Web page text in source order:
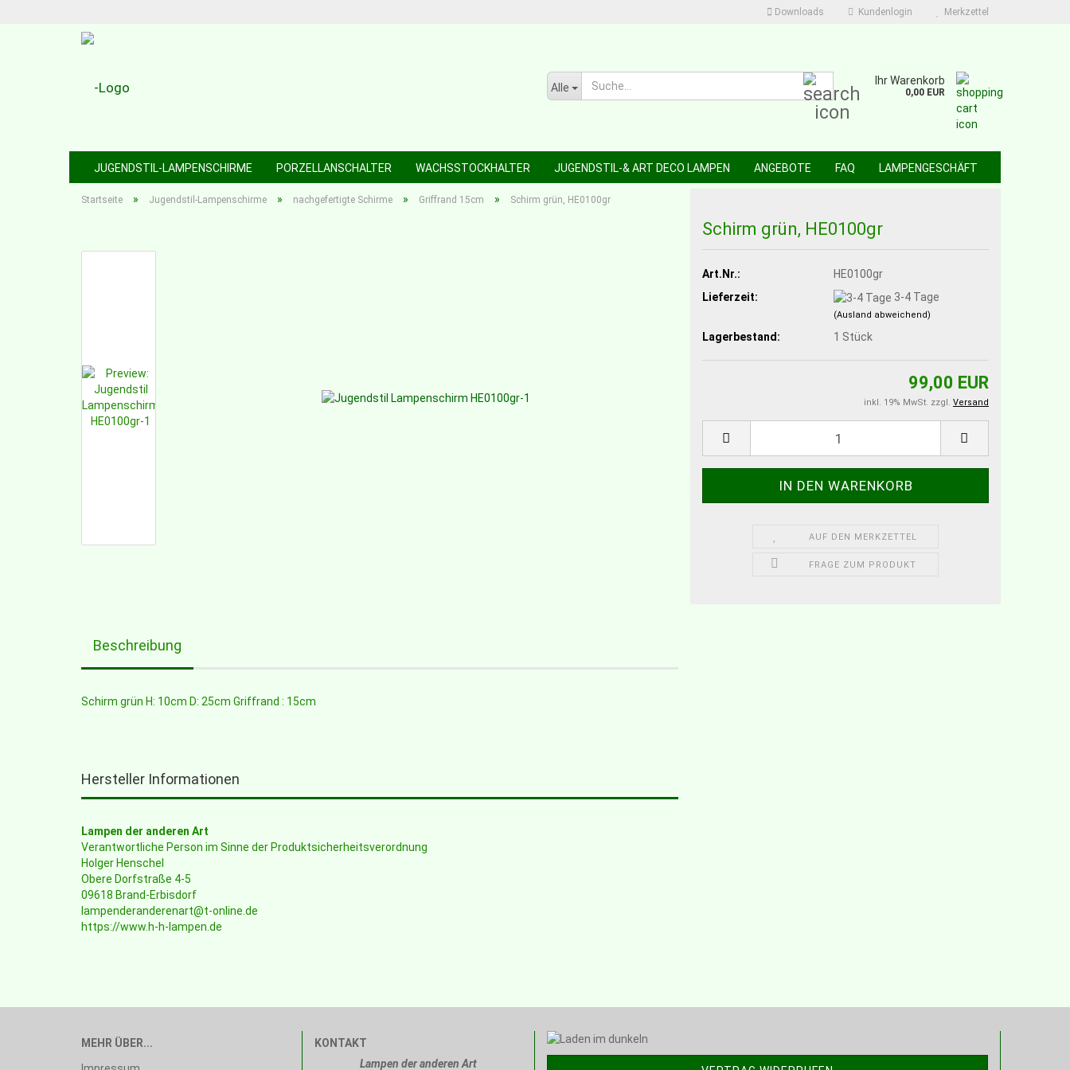
Downloads Kundenlogin Merkzettel
Alle
Ihr Warenkorb
0,00 EUR
JUGENDSTIL-LAMPENSCHIRME PORZELLANSCHALTER WACHSSTOCKHALTER JUGENDSTIL-& ART DECO LAMPEN ANGEBOTE FAQ LAMPENGESCHÄFT
Startseite » Jugendstil-Lampenschirme » nachgefertigte Schirme » Griffrand 15cm » Schirm grün, HE0100gr
Schirm grün, HE0100gr
Art.Nr.:
HE0100gr
Lieferzeit:
3-4 Tage
(Ausland abweichend)
Lagerbestand: 1 Stück
99,00 EUR
inkl. 19% MwSt. zzgl. Versand
AUF DEN MERKZETTEL
FRAGE ZUM PRODUKT
Beschreibung
Schirm grün H: 10cm D: 25cm Griffrand : 15cm
Hersteller Informationen
Lampen der anderen Art
Verantwortliche Person im Sinne der Produktsicherheitsverordnung
Holger Henschel
Obere Dorfstraße 4-5
09618 Brand-Erbisdorf
lampenderanderenart@t-online.de
https://www.h-h-lampen.de
MEHR ÜBER...
KONTAKT
Lampen der anderen Art